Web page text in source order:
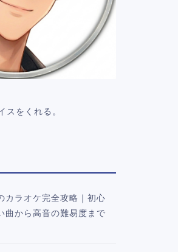
スをくれる。
カラオケ完全攻略｜初心
曲から高音の難易度まで